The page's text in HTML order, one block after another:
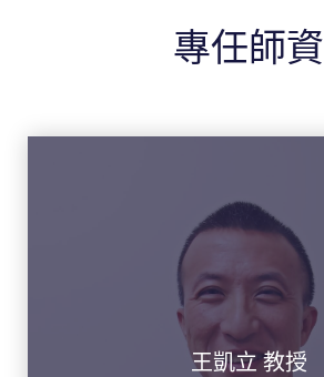
專任師資
王凱立 教授